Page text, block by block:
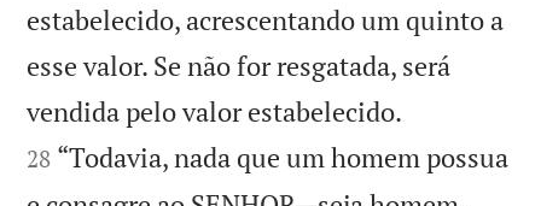
estabelecido, acrescentando um quinto a
esse valor. Se não for resgatada, será
vendida pelo valor estabelecido.
28 “Todavia, nada que um homem possua